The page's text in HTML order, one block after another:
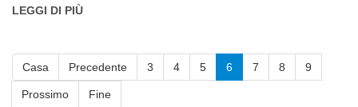
un intervento manuale.
LEGGI DI PIÙ
Casa Precedente 3 4 5 6 7 8 9
Prossimo Fine